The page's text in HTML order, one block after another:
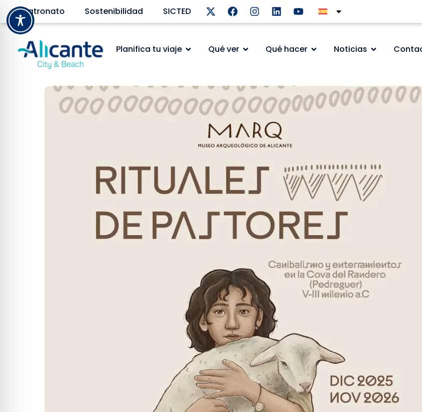
Patronato Sostenibilidad SICTED
Planifica tu viaje Qué ver Qué hacer Noticias